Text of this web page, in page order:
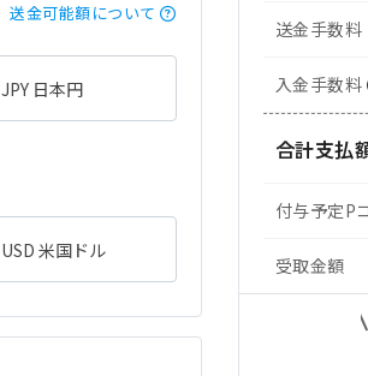
送金可能額について
JPY 日本円
USD 米国ドル
送金手数料
入金手数料
合計支払
付与予定P
受取金額